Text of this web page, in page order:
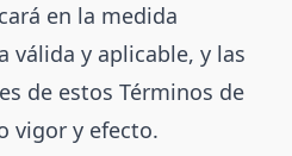
en la medida
válida y aplicable, y las
de estos Términos de
vigor y efecto.